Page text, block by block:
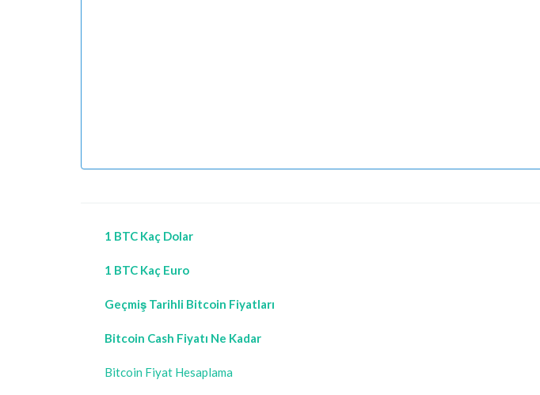
1 BTC Kaç Dolar
1 BTC Kaç Euro
Geçmiş Tarihli Bitcoin Fiyatları
Bitcoin Cash Fiyatı Ne Kadar
Bitcoin Fiyat Hesaplama